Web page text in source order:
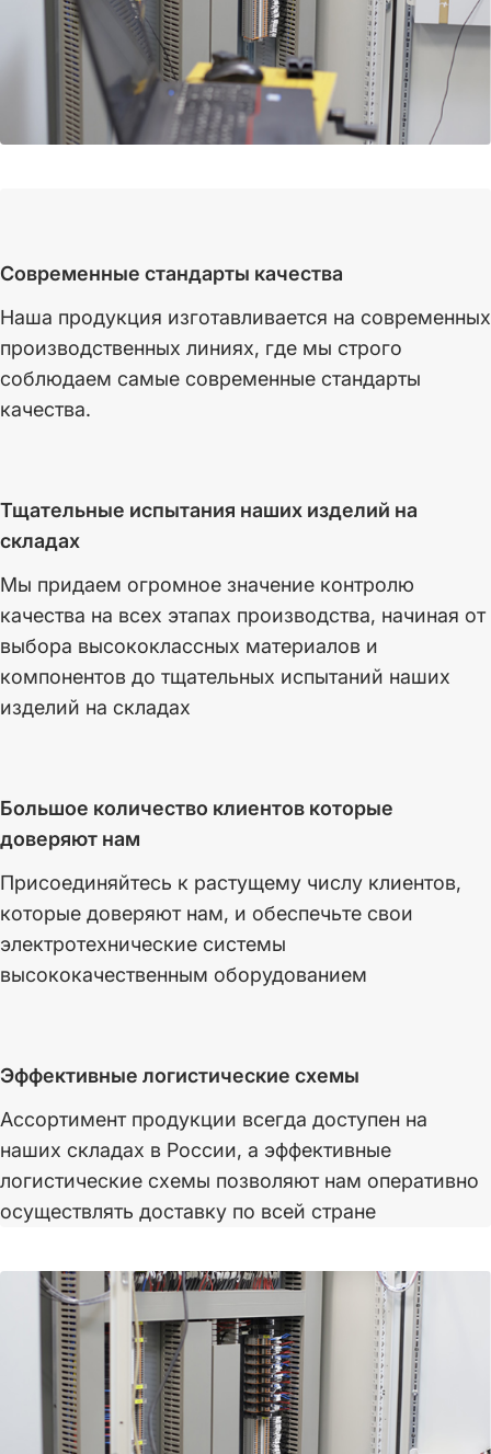
Современные стандарты качества
Наша продукция изготавливается на современных
производственных линиях, где мы строго
соблюдаем самые современные стандарты
качества.
Тщательные испытания наших изделий на
складах
Мы придаем огромное значение контролю
качества на всех этапах производства, начиная от
выбора высококлассных материалов и
компонентов до тщательных испытаний наших
изделий на складах
Большое количество клиентов которые
доверяют нам
Присоединяйтесь к растущему числу клиентов,
которые доверяют нам, и обеспечьте свои
электротехнические системы
высококачественным оборудованием
Эффективные логистические схемы
Ассортимент продукции всегда доступен на
наших складах в России, а эффективные
логистические схемы позволяют нам оперативно
осуществлять доставку по всей стране